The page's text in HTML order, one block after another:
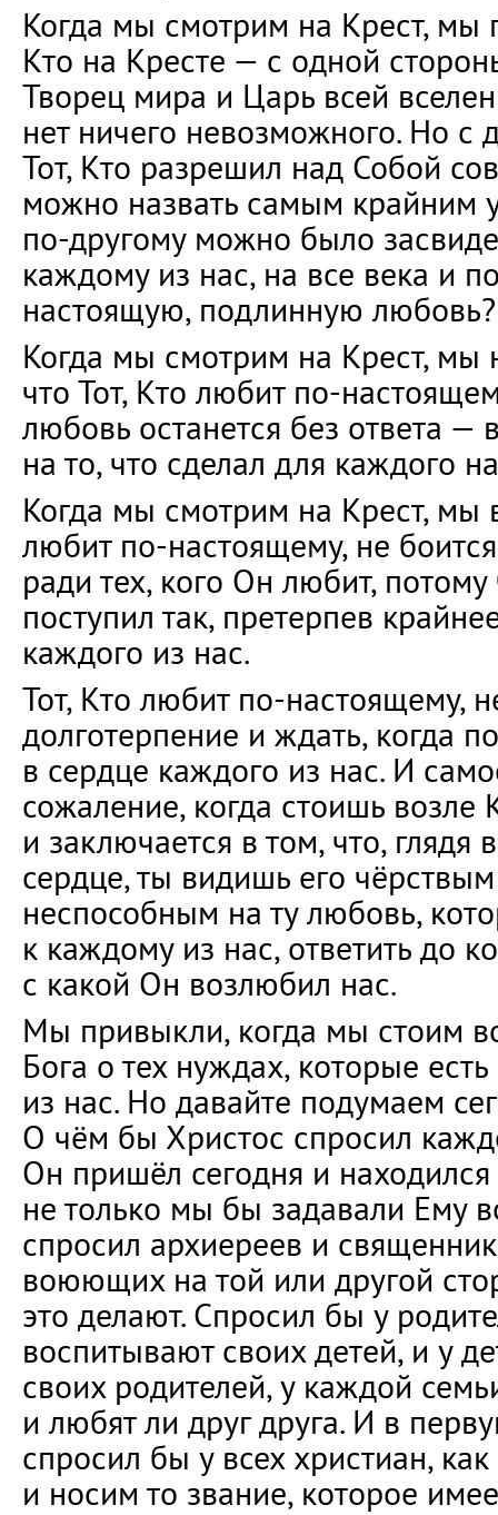
Когда мы смотрим на Крест, мы
Кто на Кресте — с одной
Творец мира и Царь всей
нет ничего невозможного. Но с
Тот, Кто разрешил над Собой
можно назвать самым крайним
по-другому можно было
каждому из нас, на все века и
настоящую, подлинную любовь?
Когда мы смотрим на Крест, мы
что Тот, Кто любит по-
любовь останется без ответа —
на то, что сделал для каждого
Когда мы смотрим на Крест, мы
любит по-настоящему, не
ради тех, кого Он любит, потому
поступил так, претерпев
каждого из нас.
Тот, Кто любит по-настоящему,
долготерпение и ждать, когда
в сердце каждого из нас. И
сожаление, когда стоишь возле
и заключается в том, что, глядя
сердце, ты видишь его
неспособным на ту любовь,
к каждому из нас, ответить до
с какой Он возлюбил нас.
Мы привыкли, когда мы стоим
Бога о тех нуждах, которые
из нас. Но давайте подумаем
О чём бы Христос спросил
Он пришёл сегодня и находился
не только мы бы задавали Ему
спросил архиереев и
воюющих на той или другой
это делают. Спросил бы у
воспитывают своих детей, и у
своих родителей, у каждой
и любят ли друг друга. И в
спросил бы у всех христиан,
и носим то звание, которое